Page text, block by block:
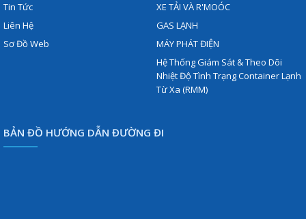
Tin Tức
Liên Hệ
Sơ Đồ Web
XE TẢI VÀ R'MOÓC
GAS LẠNH
MÁY PHÁT ĐIỆN
Hệ Thống Giám Sát & Theo Dõi
Nhiệt Độ Tình Trạng Container Lạnh
Từ Xa (RMM)
BẢN ĐỒ HƯỚNG DẪN ĐƯỜNG ĐI